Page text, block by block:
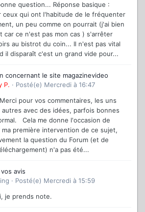
question... Réponse basique :
ceux qui ont l'habitude de le fréquenter
un peu comme on pourrait (j'ai bien
car ce n'est pas mon cas ) s'arrêter
au bistrot du coin... Il n'est pas vital
il disparaît c'est un grand vide pour...
concernant le site magazinevideo
P. · Posté(e) Mercredi à 16:47
pour vos commentaires, les uns
avec des idées, parfois bonnes
Cela me donne l'occasion de
ma première intervention de ce sujet,
la question du Forum (et de
n'a pas été...
avis
· Posté(e) Mercredi à 15:59
je prends note.